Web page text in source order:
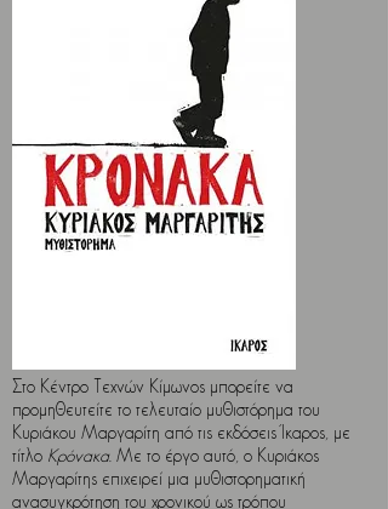
Στο Κέντρο Τεχνών Κίμωνος μπορείτε να
προμηθευτείτε το τελευταίο μυθιστόρημα του
Κυριάκου Μαργαρίτη από τις εκδόσεις Ίκαρος, με
τίτλο Κρόνακα. Με το έργο αυτό, ο Κυριάκος
Μαργαρίτης επιχειρεί μια μυθιστορηματική
ανασυγκρότηση του χρονικού ως τρόπου